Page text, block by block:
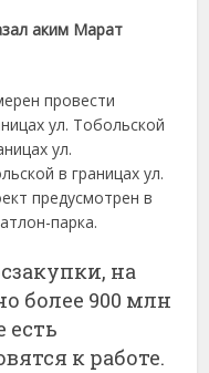
аким Марат
провести
ул. Тобольской
ул.
в границах ул.
предусмотрен в
парка.
на
более 900 млн
есть
к работе.